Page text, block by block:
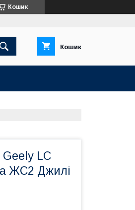
Кошик
Кошик
LC
ЖС2 Джилі